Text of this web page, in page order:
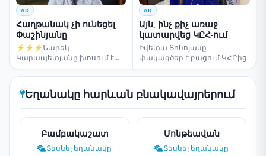
AD
Հաղթանակ չի ունեցել
Փաշինյանը
⚡⚡⚡Նարեկ
Կարապետյանը խոսում է
ընտրությունների մասին
AD
Այն, ինչ քիչ առաջ
կատարվեց ԿԸՀ-ում
Իվետա Տոնոյանը
փակագծեր է բացում ԿՀԸից
Եղանակը հարևան բնակավայրերում
Բամբակաշատ
Տեսնել եղանակը
Մոնթեավան
Տեսնել եղանակը